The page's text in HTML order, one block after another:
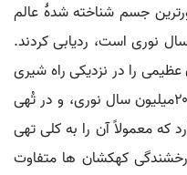
جسم شناخته شدۀ عالم
در فاصلۀ ۱۳میلیارد سال نوری است، ردیابی کردند.
عظیمی را در نزدیکی راه شیری
کشف کردند. این کهکشان در فاصلۀ ۲۰میلیون سال نوری، و در تُهی
که معمولاً آن را به کلی تهی
کهکشان ها متفاوت